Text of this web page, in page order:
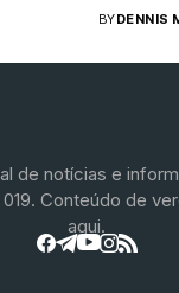
BYDENNIS
de notícias e
Conteúdo de
aqui.